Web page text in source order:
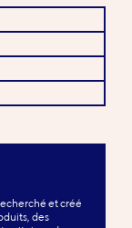
et créé
des